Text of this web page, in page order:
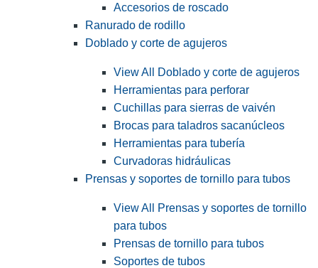
Accesorios de roscado
Ranurado de rodillo
Doblado y corte de agujeros
View All Doblado y corte de agujeros
Herramientas para perforar
Cuchillas para sierras de vaivén
Brocas para taladros sacanúcleos
Herramientas para tubería
Curvadoras hidráulicas
Prensas y soportes de tornillo para tubos
View All Prensas y soportes de tornillo
para tubos
Prensas de tornillo para tubos
Soportes de tubos